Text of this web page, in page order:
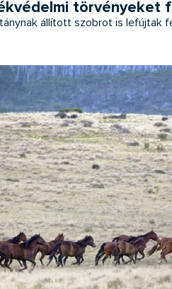
törvényeket
állított szobrot is lefújtak